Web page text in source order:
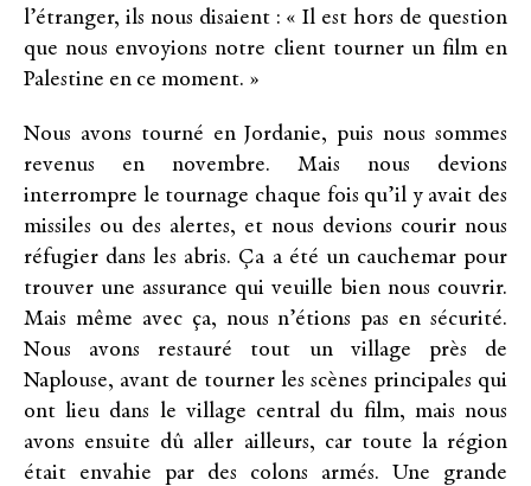
l’étranger, ils nous disaient : « Il est hors de question
que nous envoyions notre client tourner un film en
Palestine en ce moment. »
Nous avons tourné en Jordanie, puis nous sommes
revenus en novembre. Mais nous devions
interrompre le tournage chaque fois qu’il y avait des
missiles ou des alertes, et nous devions courir nous
réfugier dans les abris. Ça a été un cauchemar pour
trouver une assurance qui veuille bien nous couvrir.
Mais même avec ça, nous n’étions pas en sécurité.
Nous avons restauré tout un village près de
Naplouse, avant de tourner les scènes principales qui
ont lieu dans le village central du film, mais nous
avons ensuite dû aller ailleurs, car toute la région
était envahie par des colons armés. Une grande